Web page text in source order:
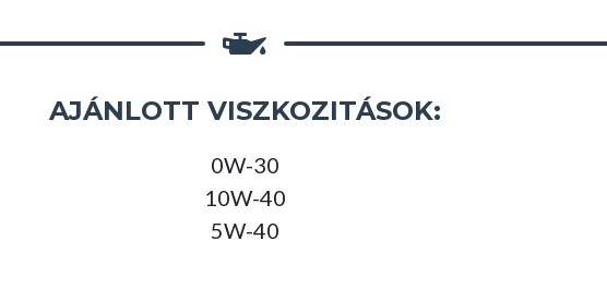
AJÁNLOTT VISZKOZITÁSOK:
0W-30
10W-40
5W-40